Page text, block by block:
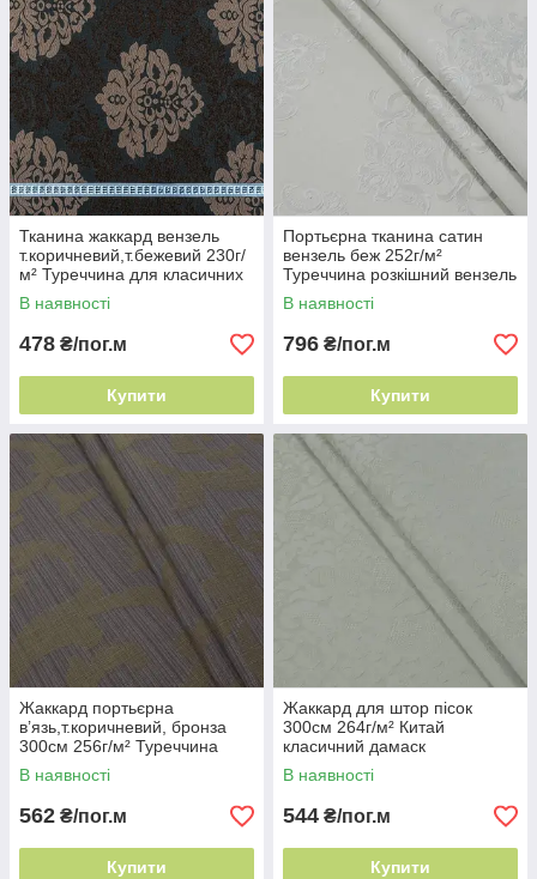
Тканина жаккард вензель
т.коричневий,т.бежевий 230г/
м² Туреччина для класичних
інтер'єрів
В наявності
478 ₴/пог.м
Купити
Портьєрна тканина сатин
вензель беж 252г/м²
Туреччина розкішний вензель
В наявності
796 ₴/пог.м
Купити
Жаккард портьєрна
в’язь,т.коричневий, бронза
300см 256г/м² Туреччина
розкішний вензель
В наявності
562 ₴/пог.м
Купити
Жаккард для штор пісок
300см 264г/м² Китай
класичний дамаск
В наявності
544 ₴/пог.м
Купити